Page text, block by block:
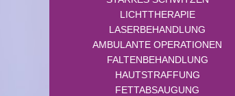
LICHTTHERAPIE
LASERBEHANDLUNG
AMBULANTE OPERATIONEN
FALTENBEHANDLUNG
HAUTSTRAFFUNG
FETTABSAUGUNG